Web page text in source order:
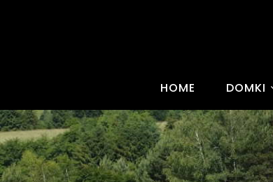
HOME DOMKI